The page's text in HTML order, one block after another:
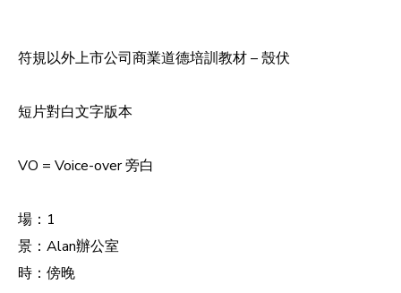
符規以外上市公司商業道德培訓教材 – 殼伏
短片對白文字版本
VO = Voice-over 旁白
場：1
景：Alan辦公室
時：傍晚